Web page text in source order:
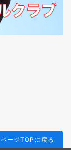
ページTOPに戻る